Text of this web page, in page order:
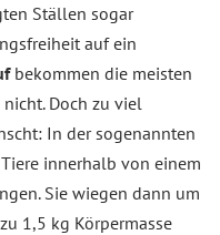
Ställen sogar
auf ein
bekommen die meisten
Doch zu viel
In der sogenannten
innerhalb von einem
Sie wiegen dann um
1,5 kg Körpermasse